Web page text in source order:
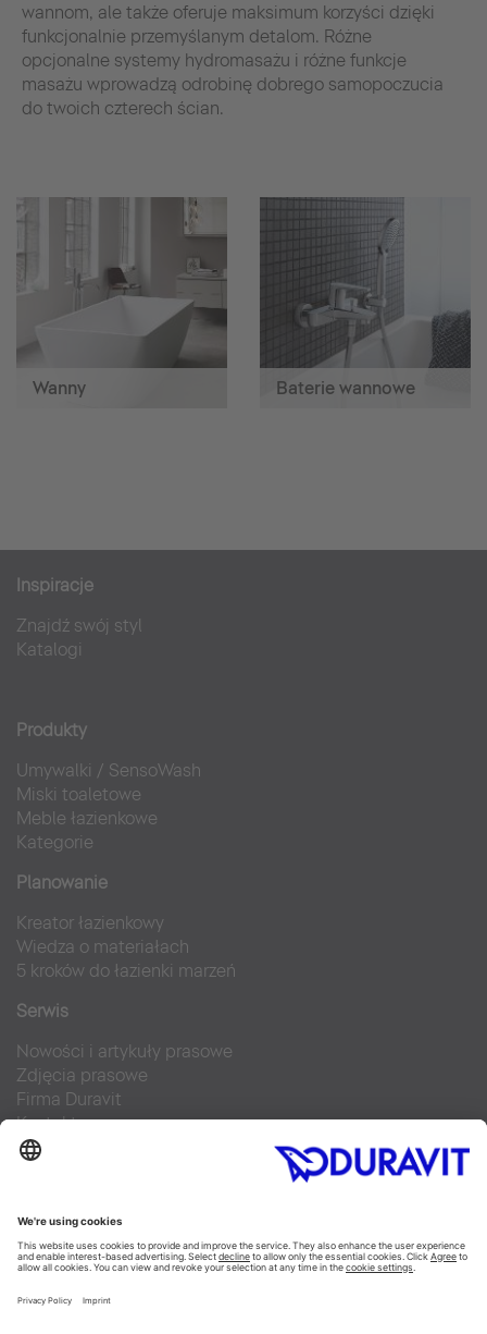
wannom, ale także oferuje maksimum korzyści dzięki
funkcjonalnie przemyślanym detalom. Różne
opcjonalne systemy hydromasażu i różne funkcje
masażu wprowadzą odrobinę dobrego samopoczucia
do twoich czterech ścian.
Wanny Baterie wannowe
Inspiracje
Znajdź swój styl
Katalogi
Produkty
Umywalki / SensoWash
Miski toaletowe
Meble łazienkowe
Kategorie
Planowanie
Kreator łazienkowy
Wiedza o materiałach
5 kroków do łazienki marzeń
Serwis
Nowości i artykuły prasowe
Zdjęcia prasowe
Firma Duravit
Kontakt
Najczęściej zadawane pytania
Facebook
Instagram
Pinterest
Blog
Flickr